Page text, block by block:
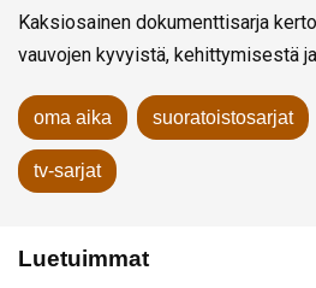
Kaksiosainen dokumenttisarja
vauvojen kyvyistä, kehittymisestä
oma aika suoratoistosarjat
tv-sarjat
Luetuimmat